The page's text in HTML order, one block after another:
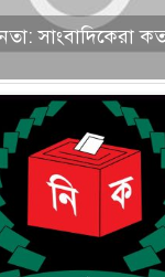
সাংবাদিকেরা